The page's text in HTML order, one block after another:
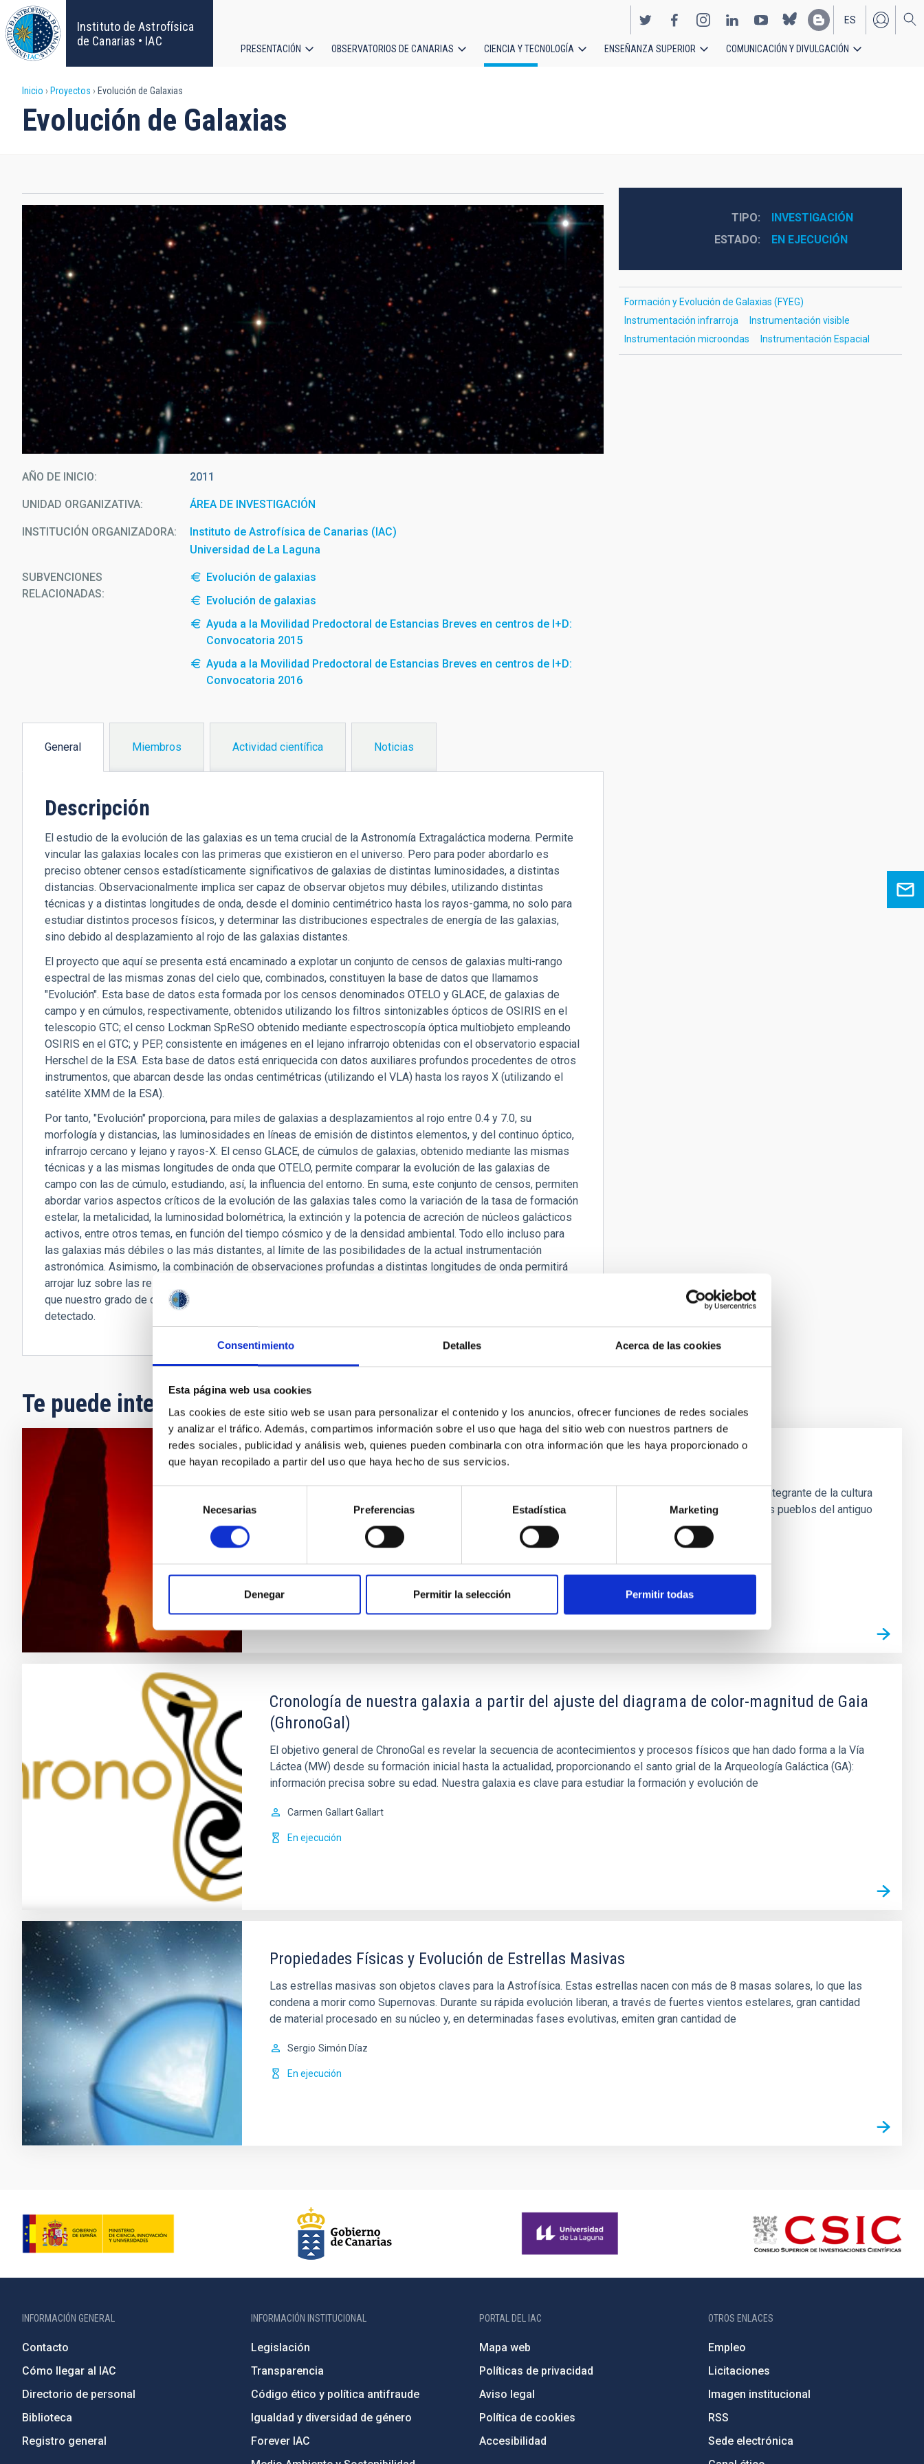
Consentimiento Detalles Acerca de las cookies
Esta página web usa cookies
Las cookies de este sitio web se usan para personalizar el contenido y los anuncios, ofrecer funciones de redes sociales
y analizar el tráfico. Además, compartimos información sobre el uso que haga del sitio web con nuestros partners de
redes sociales, publicidad y análisis web, quienes pueden combinarla con otra información que les haya proporcionado o
que hayan recopilado a partir del uso que haya hecho de sus servicios.
consentimiento
Necesarias Preferencias Estadística Marketing
Denegar Permitir la selección Permitir todas
Pasar
al
contenido
principal
Instituto de Astrofísica
de Canarias • IAC
EN
ES
principal
PRESENTACIÓN OBSERVATORIOS DE CANARIAS CIENCIA Y TECNOLOGÍA ENSEÑANZA SUPERIOR COMUNICACIÓN Y DIVULGACIÓN
Sobrescribir
enlaces
ayuda
a
la
navegación
Inicio Proyectos Evolución de Galaxias
Evolución de Galaxias
AÑO DE INICIO 2011
UNIDAD ORGANIZATIVA ÁREA DE INVESTIGACIÓN
INSTITUCIÓN ORGANIZADORA
Instituto de Astrofísica de Canarias (IAC)
Universidad de La Laguna
SUBVENCIONES
RELACIONADAS:
Evolución de galaxias
Evolución de galaxias
Ayuda a la Movilidad Predoctoral de Estancias Breves en centros de I+D:
Convocatoria 2015
Ayuda a la Movilidad Predoctoral de Estancias Breves en centros de I+D:
Convocatoria 2016
General
Miembros Actividad científica Noticias
Descripción
El estudio de la evolución de las galaxias es un tema crucial de la Astronomía Extragaláctica moderna. Permite
vincular las galaxias locales con las primeras que existieron en el universo. Pero para poder abordarlo es
preciso obtener censos estadísticamente significativos de galaxias de distintas luminosidades, a distintas
distancias. Observacionalmente implica ser capaz de observar objetos muy débiles, utilizando distintas
técnicas y a distintas longitudes de onda, desde el dominio centimétrico hasta los rayos-gamma, no solo para
estudiar distintos procesos físicos, y determinar las distribuciones espectrales de energía de las galaxias,
sino debido al desplazamiento al rojo de las galaxias distantes.
El proyecto que aquí se presenta está encaminado a explotar un conjunto de censos de galaxias multi-rango
espectral de las mismas zonas del cielo que, combinados, constituyen la base de datos que llamamos
"Evolución". Esta base de datos esta formada por los censos denominados OTELO y GLACE, de galaxias de
campo y en cúmulos, respectivamente, obtenidos utilizando los filtros sintonizables ópticos de OSIRIS en el
telescopio GTC; el censo Lockman SpReSO obtenido mediante espectroscopía óptica multiobjeto empleando
OSIRIS en el GTC; y PEP, consistente en imágenes en el lejano infrarrojo obtenidas con el observatorio espacial
Herschel de la ESA. Esta base de datos está enriquecida con datos auxiliares profundos procedentes de otros
instrumentos, que abarcan desde las ondas centimétricas (utilizando el VLA) hasta los rayos X (utilizando el
satélite XMM de la ESA).
Por tanto, "Evolución" proporciona, para miles de galaxias a desplazamientos al rojo entre 0.4 y 7.0, su
morfología y distancias, las luminosidades en líneas de emisión de distintos elementos, y del continuo óptico,
infrarrojo cercano y lejano y rayos-X. El censo GLACE, de cúmulos de galaxias, obtenido mediante las mismas
técnicas y a las mismas longitudes de onda que OTELO, permite comparar la evolución de las galaxias de
campo con las de cúmulo, estudiando, así, la influencia del entorno. En suma, este conjunto de censos, permiten
abordar varios aspectos críticos de la evolución de las galaxias tales como la variación de la tasa de formación
estelar, la metalicidad, la luminosidad bolométrica, la extinción y la potencia de acreción de núcleos galácticos
activos, entre otros temas, en función del tiempo cósmico y de la densidad ambiental. Todo ello incluso para
las galaxias más débiles o las más distantes, al límite de las posibilidades de la actual instrumentación
astronómica. Asimismo, la combinación de observaciones profundas a distintas longitudes de onda permitirá
arrojar luz sobre las relaciones entre la confusa fauna de objetos observada a altos desplazamientos al rojo, y
que nuestro grado de desconocimiento solo permite clasificar, hasta ahora, por la manera cómo se han
detectado.
TIPO
INVESTIGACIÓN
ESTADO
EN EJECUCIÓN
Formación y Evolución de Galaxias (FYEG)
Instrumentación infrarroja
Instrumentación visible
Instrumentación microondas
Instrumentación Espacial
Te puede interesar
Arqueoastronomía
Este Proyecto tiene como objetivo fundamental determinar la importancia de la astronomía como parte integrante de la cultura
y de la civilización desde el Paleolítico a nuestros días. El interés del grupo se centra, en especial, en los pueblos del antiguo
ámbito Mediterráneo desde el Atlántico al Oriente Medio, con una dedicación especial a España
Cronología de nuestra galaxia a partir del ajuste del diagrama de color-magnitud de Gaia
(GhronoGal)
El objetivo general de ChronoGal es revelar la secuencia de acontecimientos y procesos físicos que han dado forma a la Vía
Láctea (MW) desde su formación inicial hasta la actualidad, proporcionando el santo grial de la Arqueología Galáctica (GA):
información precisa sobre su edad. Nuestra galaxia es clave para estudiar la formación y evolución de
Carmen Gallart Gallart
En ejecución
Propiedades Físicas y Evolución de Estrellas Masivas
Las estrellas masivas son objetos claves para la Astrofísica. Estas estrellas nacen con más de 8 masas solares, lo que las
condena a morir como Supernovas. Durante su rápida evolución liberan, a través de fuertes vientos estelares, gran cantidad
de material procesado en su núcleo y, en determinadas fases evolutivas, emiten gran cantidad de
Sergio Simón Díaz
En ejecución
INFORMACIÓN GENERAL
Contacto
Cómo llegar al IAC
Directorio de personal
Biblioteca
Registro general
INFORMACIÓN INSTITUCIONAL
Legislación
Transparencia
Código ético y política antifraude
Igualdad y diversidad de género
Forever IAC
PORTAL DEL IAC
Mapa web
Políticas de privacidad
Aviso legal
Política de cookies
Accesibilidad
OTROS ENLACES
Empleo
Licitaciones
Imagen institucional
RSS
Sede electrónica